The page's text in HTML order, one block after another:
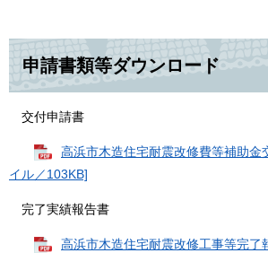
申請書類等ダウンロード
交付申請書
高浜市木造住宅耐震改修費等補助金
イル／103KB]
完了実績報告書
高浜市木造住宅耐震改修工事等完了